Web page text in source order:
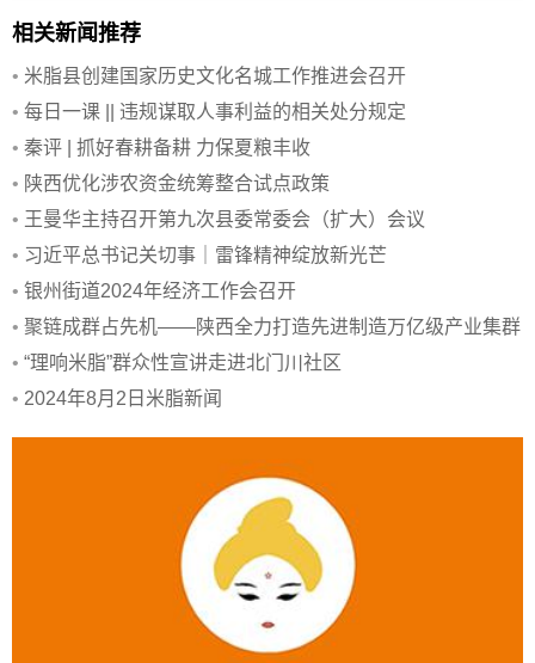
相关新闻推荐
• 米脂县创建国家历史文化名城工作推进会召开
• 每日一课 || 违规谋取人事利益的相关处分规定
• 秦评 | 抓好春耕备耕 力保夏粮丰收
• 陕西优化涉农资金统筹整合试点政策
• 王曼华主持召开第九次县委常委会（扩大）会议
• 习近平总书记关切事｜雷锋精神绽放新光芒
• 银州街道2024年经济工作会召开
• 聚链成群占先机——陕西全力打造先进制造万亿级产业集群
• “理响米脂”群众性宣讲走进北门川社区
• 2024年8月2日米脂新闻